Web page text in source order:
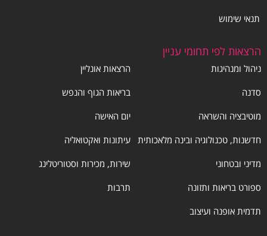
תנאי שימוש
הרצאות לפי תחומי עניין
ניהול ומנהיגות
הרצאות אונליין
סדנה
בריאות הגוף והנפש
מוטיבציה והשראה
יום האישה
חדשנות, טכנולוגיה ובינה מלאכותית עיתונות ואקטואליה
מדיני ובטחוני
שירות, מכירות וסטוריטלינג
ספורט בריאות ותזונה
תרבות
תדמית אופנה ועיצוב